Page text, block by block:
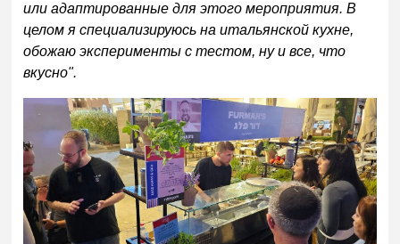
или адаптированные для этого мероприятия. В
целом я специализируюсь на итальянской кухне,
обожаю эксперименты с тестом, ну и все, что
вкусно".